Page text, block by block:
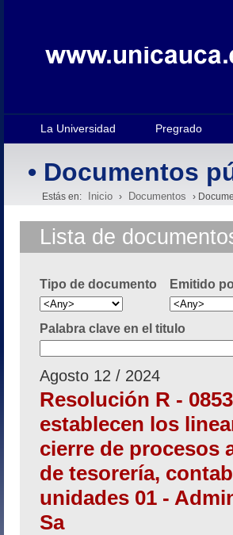
La Universidad Pregrado
• Documentos
Estás en: Inicio › Documentos ›
Lista de
Tipo de documento Emitido
Palabra clave en el titulo
Agosto 12 / 2024
Resolución R -
establecen los
cierre de procesos
de tesorería,
unidades 01 -
Sa